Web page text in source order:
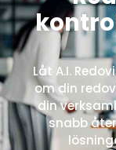
Låt A.I.
om din
din
snabb